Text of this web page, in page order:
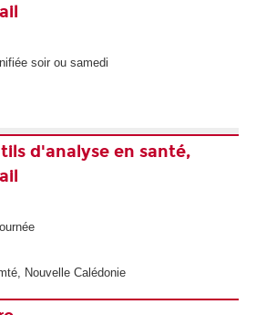
soir ou samedi
d'analyse en santé,
Nouvelle Calédonie